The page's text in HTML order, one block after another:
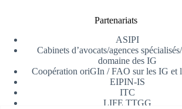
Partenariats
ASIPI
Cabinets d’avocats/agences
domaine des IG
Coopération oriGIn / FAO sur les IG et
EIPIN-IS
ITC
LIFE TTGG